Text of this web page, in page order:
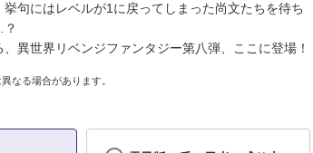
句にはレベルが1に戻ってしまった尚文たちを待ち
異世界リベンジファンタジー第八弾、ここに登場！
なる場合があります。